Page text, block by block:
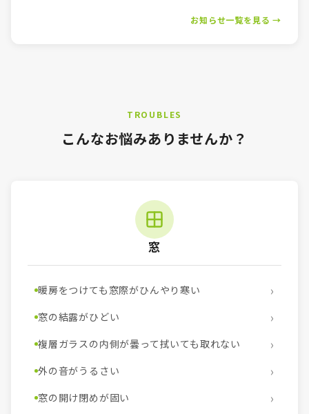
お知らせ一覧を見る →
TROUBLES
こんなお悩みありませんか？
窓
暖房をつけても窓際がひんやり寒い
窓の結露がひどい
複層ガラスの内側が曇って拭いても取れない
外の音がうるさい
窓の開け閉めが固い